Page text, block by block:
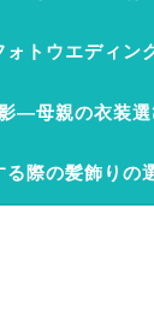
トウエディン
―母親の衣装選
る際の髪飾りの